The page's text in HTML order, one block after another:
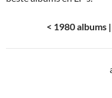
< 1980 albums |